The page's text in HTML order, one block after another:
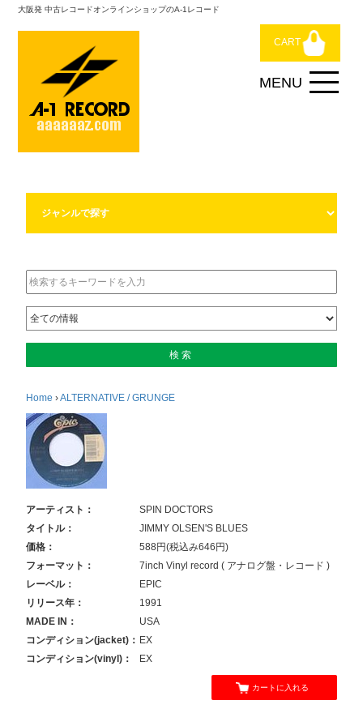
大阪発 中古レコードオンラインショップのA-1レコード
CART
Home ›ALTERNATIVE / GRUNGE
アーティスト：
SPIN DOCTORS
タイトル：
JIMMY OLSEN'S BLUES
価格：
588円(税込み646円)
フォーマット：
7inch Vinyl record ( アナログ盤・レコード )
レーベル：
EPIC
リリース年：
1991
MADE IN：
USA
コンディション(jacket)： EX
コンディション(vinyl)：
EX
カートに入れる